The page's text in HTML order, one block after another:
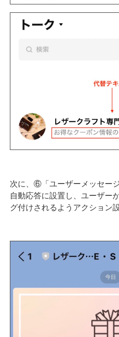
次に、⑥「ユーザーメッセー
自動応答に設置し、ユーザー
グ付けされるようアクション